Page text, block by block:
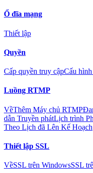
Ổ đĩa mạng
Thiết lập
Quyền
Cấp quyền truy cậpCấu
Luồng RTMP
VềThêm Máy chủ RTMP
dẫn Truyền phátLịch trình
Theo Lịch đã Lên Kế Hoạch
Thiết lập SSL
VềSSL trên WindowsSSL